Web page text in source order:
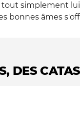
tout simplement
bonnes âmes
DES